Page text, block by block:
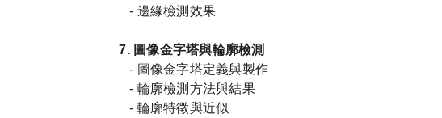
- 邊緣檢測效果
7. 圖像金字塔與輪廓檢測
- 圖像金字塔定義與製作
- 輪廓檢測方法與結果
- 輪廓特徵與近似